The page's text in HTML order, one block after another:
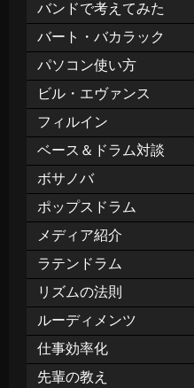
バンドで考えてみた
バート・バカラック
パソコン使い方
ビル・エヴァンス
フィルイン
ベース＆ドラム対談
ボサノバ
ポップスドラム
メディア紹介
ラテンドラム
リズムの法則
ルーディメンツ
仕事効率化
先輩の教え